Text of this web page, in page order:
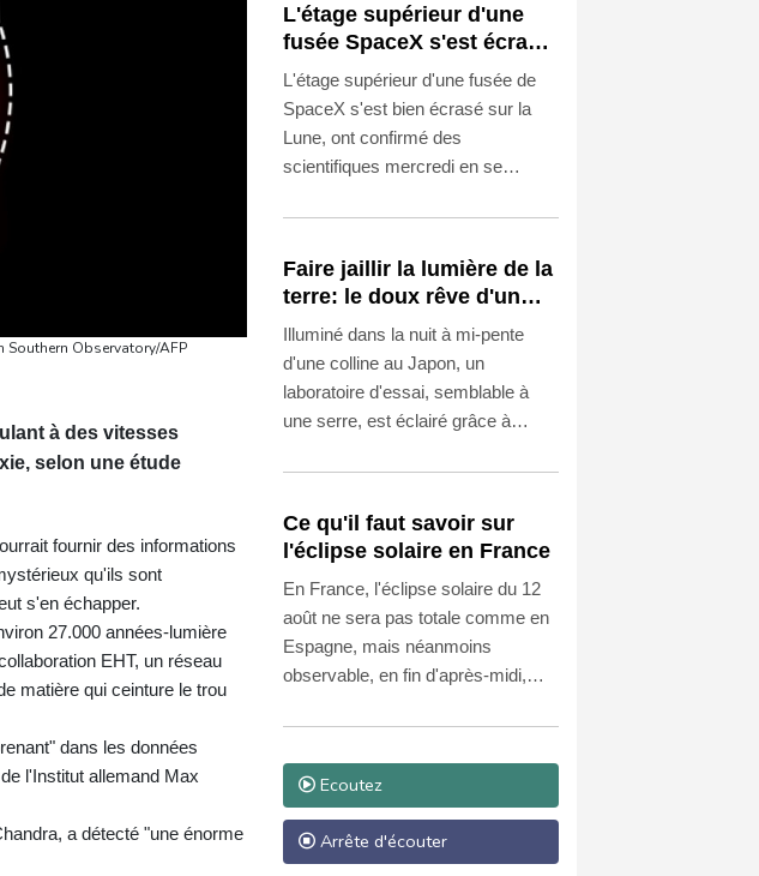
Southern Observatory/AFP
à des vitesses
selon une étude
fournir des informations
qu'ils sont
s'en échapper.
27.000 années-lumière
EHT, un réseau
matière qui ceinture le trou
dans les données
l'Institut allemand Max
a détecté "une énorme
ChatGPT, qui a rétorqué en
demandant l'abandon de
poursuites "sans fondement".
L'étage supérieur d'une
fusée SpaceX s'est écrasé
sur la Lune
L'étage supérieur d'une fusée de
SpaceX s'est bien écrasé sur la
Lune, ont confirmé des
scientifiques mercredi en se
réalisées avec un télescope au
nuage de débris.
Faire jaillir la lumière de la
terre: le doux rêve d'un
Japonais
Illuminé dans la nuit à mi-pente
d'une colline au Japon, un
laboratoire d'essai, semblable à
une serre, est éclairé grâce à
caisses en bois remplies de terre
Ce qu'il faut savoir sur
l'éclipse solaire en France
En France, l'éclipse solaire du 12
août ne sera pas totale comme en
Espagne, mais néanmoins
observable, en fin d'après-midi,
que vous devez savoir afin de
vous préparer au rendez-vous
entre le Soleil et la Lune.
Ecoutez
Arrête d'écouter